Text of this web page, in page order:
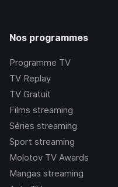
Nos programmes
Programme TV
TV Replay
TV Gratuit
Films streaming
Séries streaming
Sport streaming
Molotov TV Awards
Mangas streaming